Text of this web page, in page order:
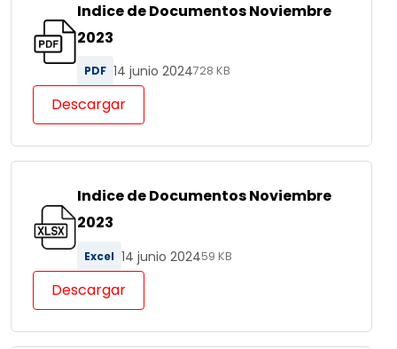
Indice de Documentos Noviembre
2023
PDF 14 junio 2024728 KB
Descargar
Indice de Documentos Noviembre
2023
Excel 14 junio 202459 KB
Descargar